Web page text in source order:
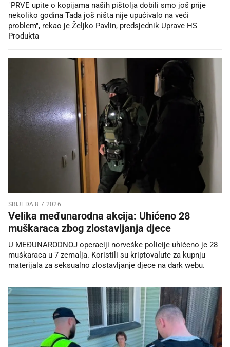
"PRVE upite o kopijama naših pištolja dobili smo još prije
nekoliko godina Tada još ništa nije upućivalo na veći
problem", rekao je Željko Pavlin, predsjednik Uprave HS
Produkta
SRIJEDA 8.7.2026.
Velika međunarodna akcija: Uhićeno 28
muškaraca zbog zlostavljanja djece
U MEĐUNARODNOJ operaciji norveške policije uhićeno je 28
muškaraca u 7 zemalja. Koristili su kriptovalute za kupnju
materijala za seksualno zlostavljanje djece na dark webu.